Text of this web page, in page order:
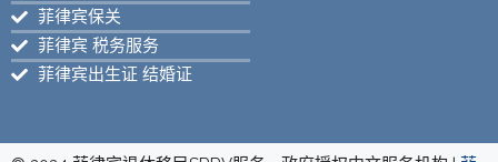
菲律宾保关
菲律宾 税务服务
菲律宾出生证 结婚证